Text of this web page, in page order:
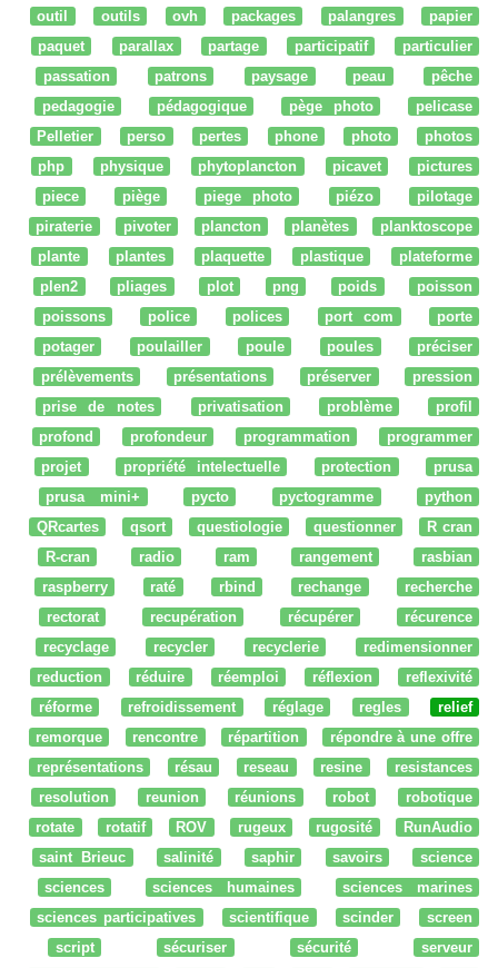
outil
outils ovh packages palangres
papier
paquet
parallax partage participatif
particulier
passation
patrons paysage peau
pêche
pedagogie
pédagogique pège photo
pelicase
Pelletier
perso pertes phone photo
photos
php
physique phytoplancton picavet
pictures
piece
piège piege photo piézo
pilotage
piraterie
pivoter plancton planètes
planktoscope
plante
plantes plaquette plastique
plateforme
plen2
pliages plot png poids
poisson
poissons
police polices port com
porte
potager
poulailler poule poules
préciser
prélèvements
présentations préserver
pression
prise de notes
privatisation problème
profil
profond
profondeur programmation
programmer
projet
propriété intelectuelle protection
prusa
prusa mini+
pycto pyctogramme
python
QRcartes
qsort questiologie questionner
R cran
R-cran
radio ram rangement
rasbian
raspberry
raté rbind rechange
recherche
rectorat
recupération récupérer
récurence
recyclage
recycler recyclerie
redimensionner
reduction
réduire réemploi réflexion
reflexivité
réforme
refroidissement réglage regles
relief
remorque
rencontre répartition
répondre à une offre
représentations
résau reseau resine
resistances
resolution
reunion réunions robot
robotique
rotate
rotatif ROV rugeux rugosité
RunAudio
saint Brieuc
salinité saphir savoirs
science
sciences
sciences humaines
sciences marines
sciences participatives
scientifique scinder
screen
script
sécuriser sécurité
serveur